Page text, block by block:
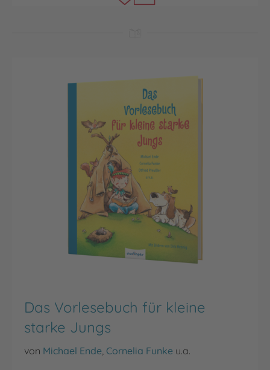
Das Vorlesebuch für kleine
starke Jungs
von Michael Ende Cornelia Funke u.a.